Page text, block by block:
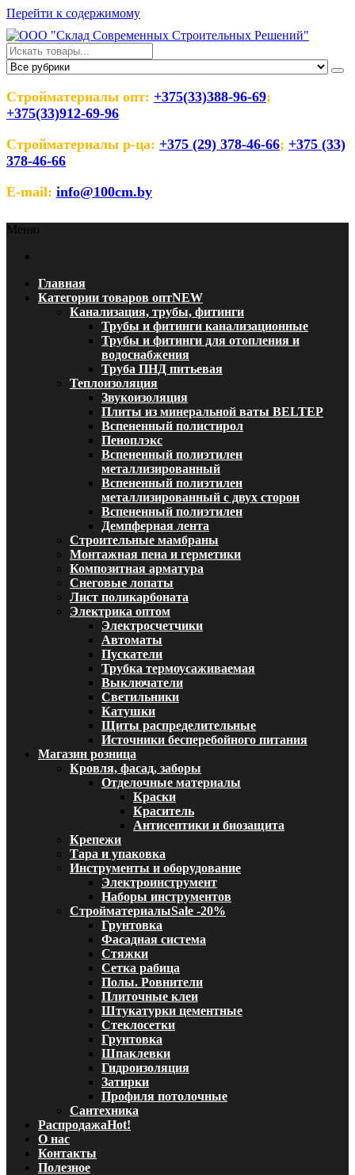
Перейти к содержимому
ООО "Склад Современных
Строительных Решений"
Оптовый магазин строительных материалов
Стройматериалы опт: +375(33)388-96-69;
+375(33)912-69-96
Стройматериалы р-ца: +375 (29) 378-46-66; +375 (33)
378-46-66
E-mail: info@100cm.by
Меню
Главная
Категории товаров оптNEW
Канализация, трубы, фитинги
Трубы и фитинги канализационные
Трубы и фитинги для отопления и
водоснабжения
Труба ПНД питьевая
Теплоизоляция
Звукоизоляция
Плиты из минеральной ваты BELTEP
Вспененный полистирол
Пеноплэкс
Вспененный полиэтилен
металлизированный
Вспененный полиэтилен
металлизированный с двух сторон
Вспененный полиэтилен
Демпферная лента
Строительные мамбраны
Монтажная пена и герметики
Композитная арматура
Снеговые лопаты
Лист поликарбоната
Электрика оптом
Электросчетчики
Автоматы
Пускатели
Трубка термоусаживаемая
Выключатели
Светильники
Катушки
Щиты распределительные
Источники бесперебойного питания
Магазин розница
Кровля, фасад, заборы
Отделочные материалы
Краски
Краситель
Антисептики и биозащита
Крепежи
Тара и упаковка
Инструменты и оборудование
Электроинструмент
Наборы инструментов
СтройматериалыSale -20%
Грунтовка
Фасадная система
Стяжки
Сетка рабица
Полы. Ровнители
Плиточные клеи
Штукатурки цементные
Стеклосетки
Грунтовка
Шпаклевки
Гидроизоляция
Затирки
Профиля потолочные
Сантехника
РаспродажаHot!
О нас
Контакты
Полезное